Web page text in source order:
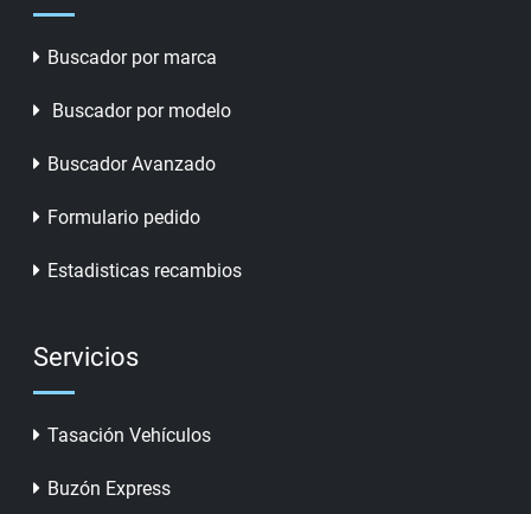
Buscador por marca
Buscador por modelo
Buscador Avanzado
Formulario pedido
Estadisticas recambios
Servicios
Tasación Vehículos
Buzón Express